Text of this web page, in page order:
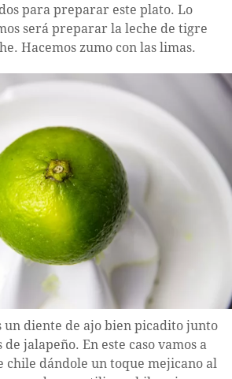
para preparar este plato. Lo
será preparar la leche de tigre
Hacemos zumo con las limas.
un diente de ajo bien picadito junto
jalapeño. En este caso vamos a
chile dándole un toque mejicano al